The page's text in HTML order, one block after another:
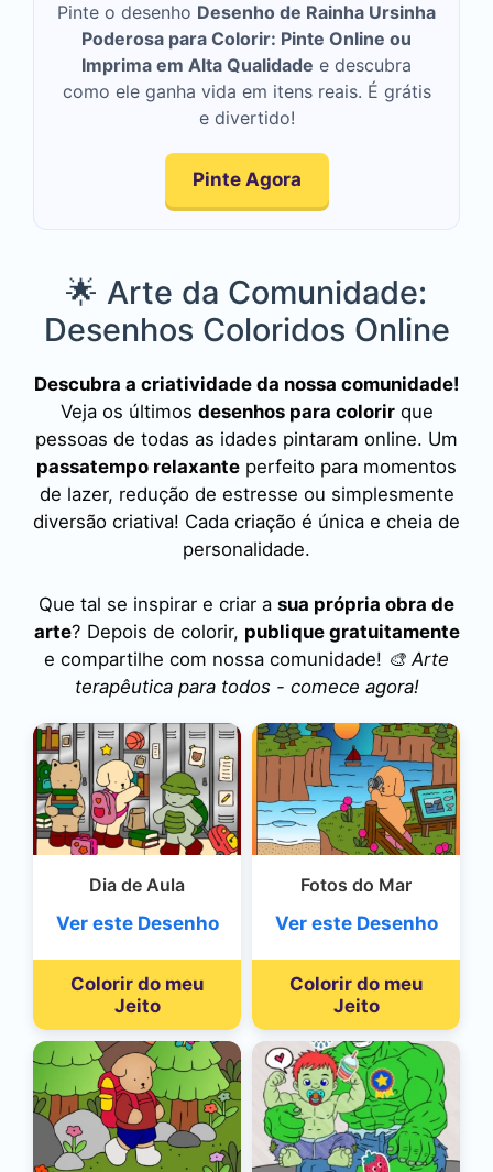
Pinte o desenho Desenho de Rainha Ursinha
Poderosa para Colorir: Pinte Online ou
Imprima em Alta Qualidade e descubra
como ele ganha vida em itens reais. É grátis
e divertido!
Pinte Agora
🌟 Arte da Comunidade:
Desenhos Coloridos Online
Descubra a criatividade da nossa comunidade!
Veja os últimos desenhos para colorirque
pessoas de todas as idades pintaram online. Um
passatempo relaxante perfeito para momentos
de lazer, redução de estresse ou simplesmente
diversão criativa! Cada criação é única e cheia de
personalidade.
Que tal se inspirar e criar a sua própria obra de
arte? Depois de colorir, publique gratuitamente
e compartilhe com nossa comunidade! 🎨 Arte
terapêutica para todos - comece agora!
Dia de Aula
Ver este Desenho
Colorir do meu
Jeito
Fotos do Mar
Ver este Desenho
Colorir do meu
Jeito